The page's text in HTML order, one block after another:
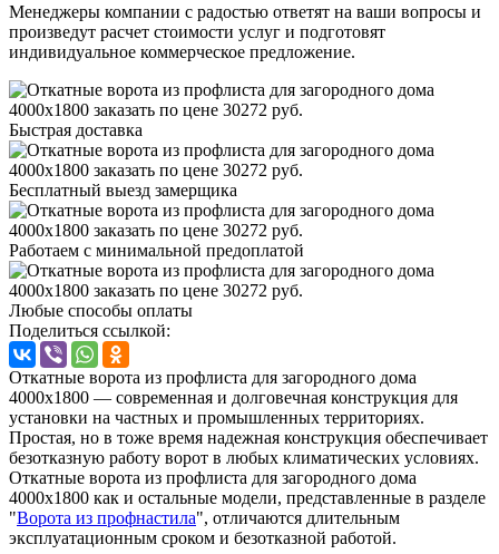
Менеджеры компании с радостью ответят на ваши вопросы и
произведут расчет стоимости услуг и подготовят
индивидуальное коммерческое предложение.
Быстрая доставка
Бесплатный выезд замерщика
Работаем с минимальной предоплатой
Любые способы оплаты
Поделиться ссылкой:
Откатные ворота из профлиста для загородного дома
4000х1800 — современная и долговечная конструкция для
установки на частных и промышленных территориях.
Простая, но в тоже время надежная конструкция обеспечивает
безотказную работу ворот в любых климатических условиях.
Откатные ворота из профлиста для загородного дома
4000х1800 как и остальные модели, представленные в разделе
"Ворота из профнастила", отличаются длительным
эксплуатационным сроком и безотказной работой.